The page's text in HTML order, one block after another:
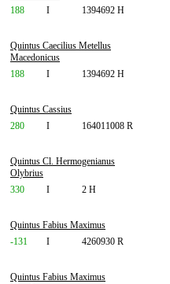
188
I 1394692 H
Quintus Caecilius Metellus
Macedonicus
188
I 1394692 H
Quintus Cassius
280
I 164011008 R
Quintus Cl. Hermogenianus
Olybrius
330
I 2 H
Quintus Fabius Maximus
-131
I 4260930 R
Quintus Fabius Maximus